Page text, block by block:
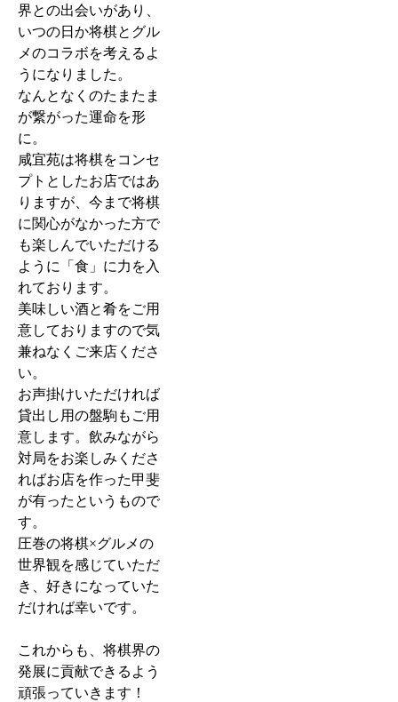
界との出会いがあり、
いつの日か将棋とグル
メのコラボを考えるよ
うになりました。
なんとなくのたまたま
が繋がった運命を形
に。
咸宜苑は将棋をコンセ
プトとしたお店ではあ
りますが、今まで将棋
に関心がなかった方で
も楽しんでいただける
ように「食」に力を入
れております。
美味しい酒と肴をご用
意しておりますので気
兼ねなくご来店くださ
い。
お声掛けいただければ
貸出し用の盤駒もご用
意します。飲みながら
対局をお楽しみくださ
ればお店を作った甲斐
が有ったというもので
す。
圧巻の将棋×グルメの
世界観を感じていただ
き、好きになっていた
だければ幸いです。
これからも、将棋界の
発展に貢献できるよう
頑張っていきます！